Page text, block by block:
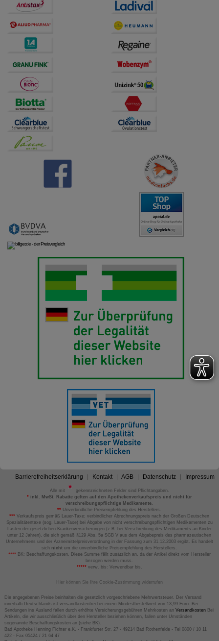
Barrierefreiheitserklärung Kontakt AGB Datenschutz Impressum
Alle mit
gekennzeichneten Felder sind Pflichtangaben.
*inkl. MwSt. Rabatte gelten auf den Apothekenverkaufspreis und nicht für
verschreibungspflichtige Medikamente.
** Unverbindliche Preisempfehlung des Herstellers.
*** Verkaufspreis gemäß Lauer-Taxe; verbindlicher Abrechnungspreis nach der Großen Deutschen
Spezialitätentaxe (sog. Lauer-Taxe) bei Abgabe von nicht verschreibungspflichtigen Medikamenten zu
Lasten der gesetzlichen Krankenversicherungen (z.B. bei Verschreibung des Medikaments an Kinder
unter 12 Jahren), die sich gemäß §129 Abs. 5a SGB V aus dem Abgabepreis des pharmazeutischen
Unternehmens und der Arzneimittelpreisverordnung in der Fassung zum 31.12.2003 ergibt. Es handelt
sich nicht um die unverbindliche Preisempfehlung des Herstellers.
****BK: Beschaffungskosten. Diese Summe fällt zusätzlich an, da der Artikel direkt vom Hersteller
bezogen werden muss.
*****verw. bis: Verwendbar bis.
Hier können Sie Ihre Cookie-Zustimmung widerrufen
Die angegebenen Preise beinhalten die gesetzlich vorgeschriebene Mehrwertsteuer. Der Versand
innerhalb Deutschlands ist versandkostenfrei bei einem Mindestbestellwert von 13,99 Euro. Bei
Sendungen ins Ausland fallen durch erhöhte Versicherungsgebühren Mehrkosten an VersandkostenBei
Artikeln, die wir ausschließlich über den Hersteller beziehen können, fallen unter Umständen
sogenannte Beschaffungskosten an (siehe BK).
Bad Apotheke Henning Fichter e.K. - Frankfurter Str. 27 - 49214 Bad Rothenfelde - Tel 0800 / 10 11
422 - Fax 05424 / 21 64 47